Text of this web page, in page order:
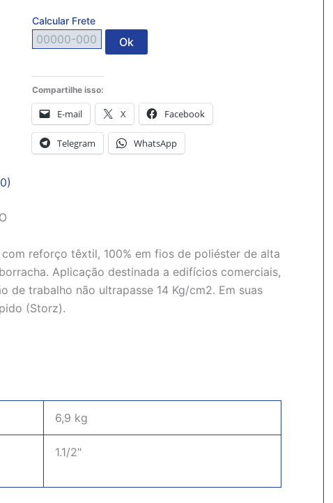
Calcular Frete
Ok
Compartilhe isso:
E-mail X Facebook
Telegram WhatsApp
reforço têxtil, 100% em fios de poliéster de alta
Aplicação destinada a edifícios comerciais,
de trabalho não ultrapasse 14 Kg/cm2. Em suas
(Storz).
6,9 kg
1.1/2"